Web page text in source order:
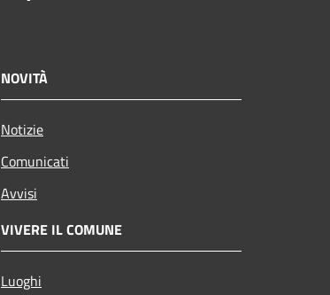
NOVITÀ
Notizie
Comunicati
Avvisi
VIVERE IL COMUNE
Luoghi